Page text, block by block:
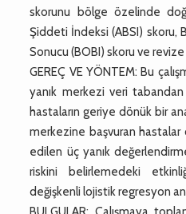
skorunu bölge özelinde
Şiddeti İndeksi (ABSI) skoru,
Sonucu (BOBI) skoru ve
GEREÇ VE YÖNTEM: Bu
yanık merkezi veri
hastaların geriye dönük bir
merkezine başvuran hastalar
edilen üç yanık
riskini belirlemedeki
değişkenli lojistik regresyon